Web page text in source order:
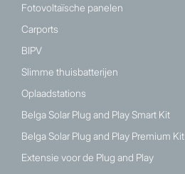
Fotovoltaïsche panelen
Carports
BIPV
Slimme thuisbatterijen
Oplaadstations
Belga Solar Plug and Play Smart Kit
Belga Solar Plug and Play Premium Kit
Extensie voor de Plug and Play